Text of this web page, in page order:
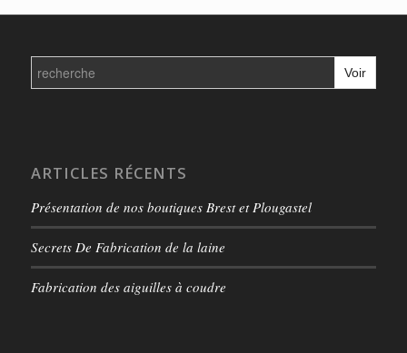
Search
for:
ARTICLES RÉCENTS
Présentation de nos boutiques Brest et Plougastel
Secrets De Fabrication de la laine
Fabrication des aiguilles à coudre